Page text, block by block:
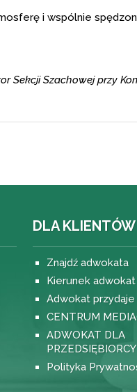
i wspólnie
Sekcji Szachowej przy
DLA KLIENTÓW
Znajdź adwokata
Kierunek adwokat
Adwokat przydaje
CENTRUM
ADWOKAT DLA
PRZEDSIĘBIORCY
Polityka